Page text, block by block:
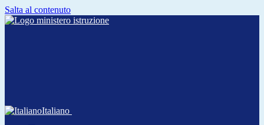
Salta al contenuto
Italiano